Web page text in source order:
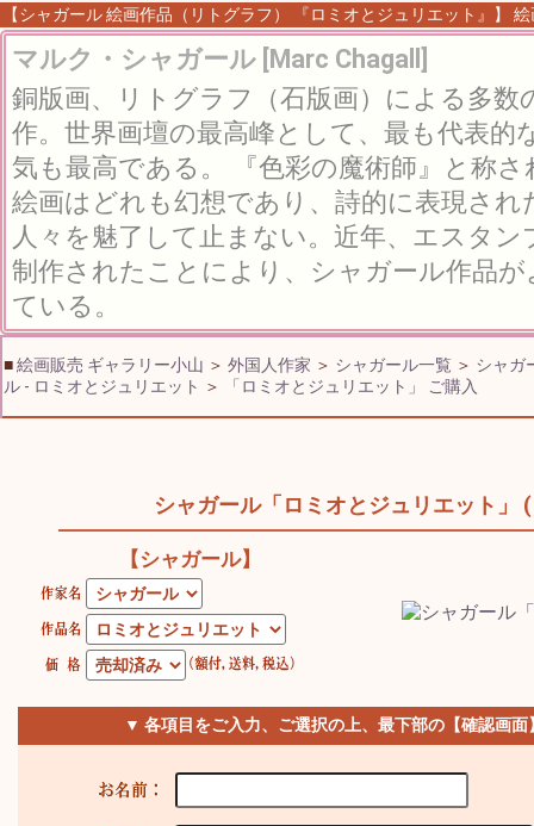
【シャガール 絵画作品（リトグラフ） 『ロミオとジュリエット』】
マルク・シャガール [Marc Chagall]
銅版画、リトグラフ（石版画）による多数
作。世界画壇の最高峰として、最も代表的
気も最高である。 『色彩の魔術師』と称
絵画はどれも幻想であり、詩的に表現され
人々を魅了して止まない。近年、エスタン
制作されたことにより、シャガール作品
ている。
■絵画販売 ギャラリー小山 ＞ 外国人作家 ＞ シャガール一覧 ＞ シャガ
ル - ロミオとジュリエット ＞ 「ロミオとジュリエット」 ご購入
シャガール「ロミオとジュリエット」
【シャガール】
▼ 各項目をご入力、ご選択の上、最下部の【確認画